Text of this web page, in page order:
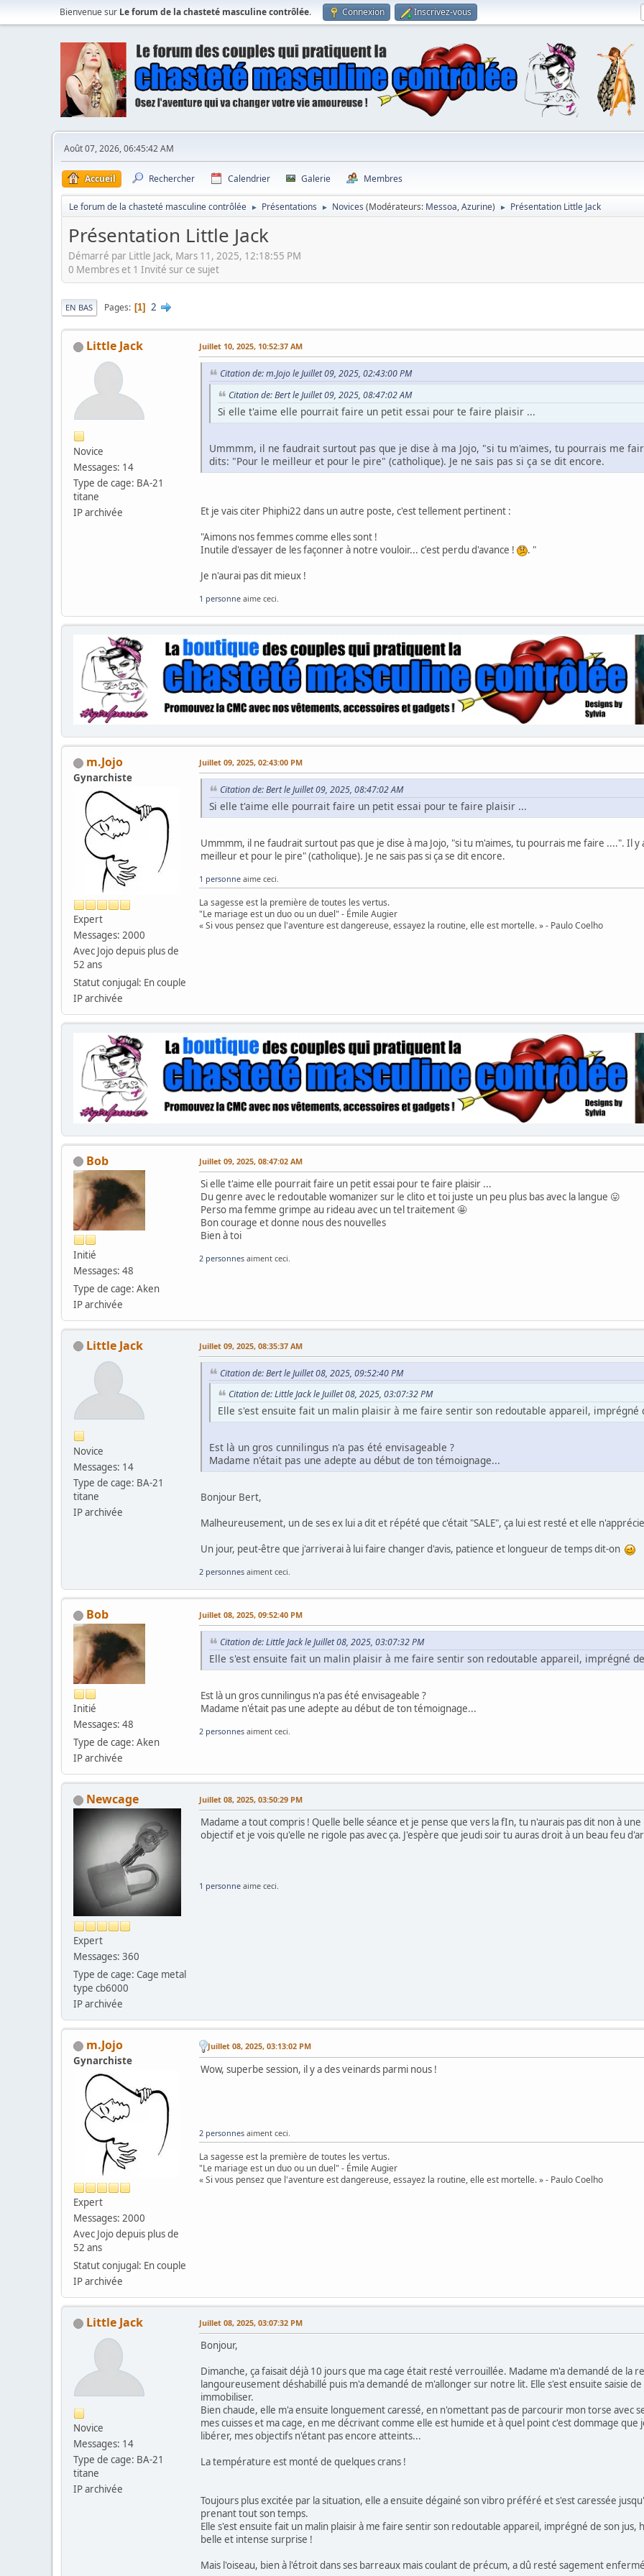
Bienvenue sur Le forum de la chasteté masculine contrôlée. Connexion Inscrivez-vous
Août 07, 2026, 06:45:42 AM
Accueil Rechercher Calendrier Galerie Membres
Le forum de la chasteté masculine contrôlée ► Présentations ► Novices (Modérateurs: Messoa,Azurine) ► Présentation Little Jack
Présentation Little Jack
Démarré par Little Jack, Mars 11, 2025, 12:18:55 PM
0 Membres et 1 Invité sur ce sujet
EN BAS Pages 1 2
Little Jack
Novice
Messages: 14
Type de cage: BA-21
titane
IP archivée
Juillet 10, 2025, 10:52:37 AM
Citation de: m.Jojo le Juillet 09, 2025, 02:43:00 PM
Citation de: Bert le Juillet 09, 2025, 08:47:02 AM
Si elle t'aime elle pourrait faire un petit essai pour te faire plaisir ...
Ummmm, il ne faudrait surtout pas que je dise à ma Jojo, "si tu m'aimes, tu pourrais me
dits: "Pour le meilleur et pour le pire" (catholique). Je ne sais pas si ça se dit encore.
Et je vais citer Phiphi22 dans un autre poste, c'est tellement pertinent :
"Aimons nos femmes comme elles sont !
Inutile d'essayer de les façonner à notre vouloir... c'est perdu d'avance !
. "
Je n'aurai pas dit mieux !
1 personne aime ceci.
m.Jojo
Gynarchiste
Expert
Messages: 2000
Avec Jojo depuis plus de
52 ans
Statut conjugal: En couple
IP archivée
Juillet 09, 2025, 02:43:00 PM
Citation de: Bert le Juillet 09, 2025, 08:47:02 AM
Si elle t'aime elle pourrait faire un petit essai pour te faire plaisir ...
Ummmm, il ne faudrait surtout pas que je dise à ma Jojo, "si tu m'aimes, tu pourrais me faire ....". Il
meilleur et pour le pire" (catholique). Je ne sais pas si ça se dit encore.
1 personne aime ceci.
La sagesse est la première de toutes les vertus.
"Le mariage est un duo ou un duel" - Émile Augier
« Si vous pensez que l'aventure est dangereuse, essayez la routine, elle est mortelle. » - Paulo Coelho
Bob
Initié
Messages: 48
Type de cage: Aken
IP archivée
Juillet 09, 2025, 08:47:02 AM
Si elle t'aime elle pourrait faire un petit essai pour te faire plaisir ...
Du genre avec le redoutable womanizer sur le clito et toi juste un peu plus bas avec la langue 😛
Perso ma femme grimpe au rideau avec un tel traitement 🤩
Bon courage et donne nous des nouvelles
Bien à toi
2 personnes aiment ceci.
Little Jack
Novice
Messages: 14
Type de cage: BA-21
titane
IP archivée
Juillet 09, 2025, 08:35:37 AM
Citation de: Bert le Juillet 08, 2025, 09:52:40 PM
Citation de: Little Jack le Juillet 08, 2025, 03:07:32 PM
Elle s'est ensuite fait un malin plaisir à me faire sentir son redoutable appareil, imprégné
Est là un gros cunnilingus n'a pas été envisageable ?
Madame n'était pas une adepte au début de ton témoignage...
Bonjour Bert,
Malheureusement, un de ses ex lui a dit et répété que c'était "SALE", ça lui est resté et elle
Un jour, peut-être que j'arriverai à lui faire changer d'avis, patience et longueur de temps dit-on
2 personnes aiment ceci.
Bob
Initié
Messages: 48
Type de cage: Aken
IP archivée
Juillet 08, 2025, 09:52:40 PM
Citation de: Little Jack le Juillet 08, 2025, 03:07:32 PM
Elle s'est ensuite fait un malin plaisir à me faire sentir son redoutable appareil, imprégné
Est là un gros cunnilingus n'a pas été envisageable ?
Madame n'était pas une adepte au début de ton témoignage...
2 personnes aiment ceci.
Newcage
Expert
Messages: 360
Type de cage: Cage metal
type cb6000
IP archivée
Juillet 08, 2025, 03:50:29 PM
Madame a tout compris ! Quelle belle séance et je pense que vers la fIn, tu n'aurais pas dit non à
objectif et je vois qu'elle ne rigole pas avec ça. J'espère que jeudi soir tu auras droit à un beau feu
1 personne aime ceci.
m.Jojo
Gynarchiste
Expert
Messages: 2000
Avec Jojo depuis plus de
52 ans
Statut conjugal: En couple
IP archivée
Juillet 08, 2025, 03:13:02 PM
Wow, superbe session, il y a des veinards parmi nous !
2 personnes aiment ceci.
La sagesse est la première de toutes les vertus.
"Le mariage est un duo ou un duel" - Émile Augier
« Si vous pensez que l'aventure est dangereuse, essayez la routine, elle est mortelle. » - Paulo Coelho
Little Jack
Novice
Messages: 14
Type de cage: BA-21
titane
IP archivée
Juillet 08, 2025, 03:07:32 PM
Bonjour,
Dimanche, ça faisait déjà 10 jours que ma cage était resté verrouillée. Madame m'a demandé de la
langoureusement déshabillé puis m'a demandé de m'allonger sur notre lit. Elle s'est ensuite saisie
immobiliser.
Bien chaude, elle m'a ensuite longuement caressé, en n'omettant pas de parcourir mon torse avec
mes cuisses et ma cage, en me décrivant comme elle est humide et à quel point c'est dommage
libérer, mes objectifs n'étant pas encore atteints...
La température est monté de quelques crans !
Toujours plus excitée par la situation, elle a ensuite dégainé son vibro préféré et s'est caressée
prenant tout son temps.
Elle s'est ensuite fait un malin plaisir à me faire sentir son redoutable appareil, imprégné de son jus,
belle et intense surprise !
Mais l'oiseau, bien à l'étroit dans ses barreaux mais coulant de précum, a dû resté sagement